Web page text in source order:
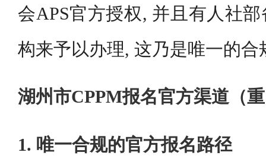
会APS官方授权, 并且有人社
构来予以办理, 这乃是唯一的合
湖州市CPPM报名官方渠道（
1. 唯一合规的官方报名路径